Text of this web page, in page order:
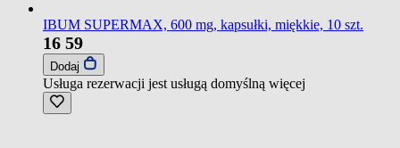
IBUM SUPERMAX, 600 mg, kapsułki, miękkie, 10 szt.
16 59
Dodaj
Usługa rezerwacji jest usługą domyślną więcej